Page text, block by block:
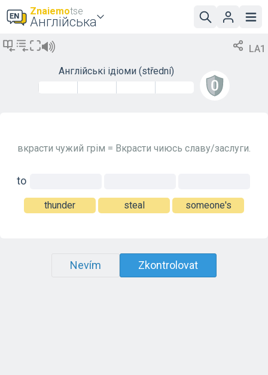
Znaiemotse
Англійська
LA1
Англійські ідіоми (střední)
вкрасти чужий грім = Вкрасти чиюсь славу/заслуги.
to
thunder steal someone's
Nevím Zkontrolovat